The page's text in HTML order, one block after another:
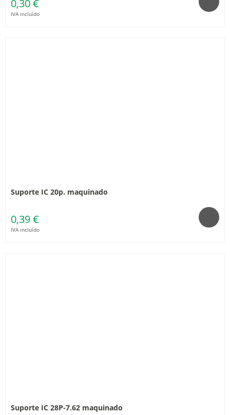
0,30 €
IVA incluído
Suporte IC 20p. maquinado
0,39 €
IVA incluído
Suporte IC 28P-7.62 maquinado